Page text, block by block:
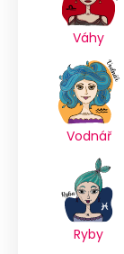
Váhy
Vodnář
Ryby